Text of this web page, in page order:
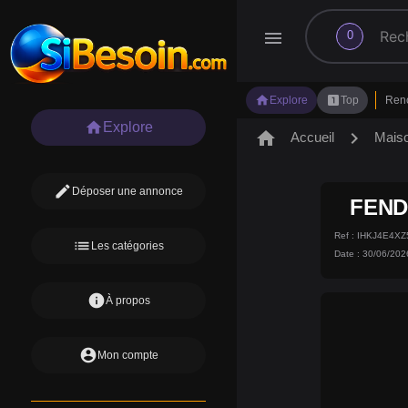
menu 0
search
home Explore looks_oneTop
home Explore
edit Déposer une annonce
list Les catégories
infoÀ propos
account_circle Mon compte
home Accueil chevron_right
Ref :
Date : 30/06/